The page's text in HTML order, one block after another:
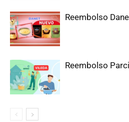
Reembolso
Reembolso